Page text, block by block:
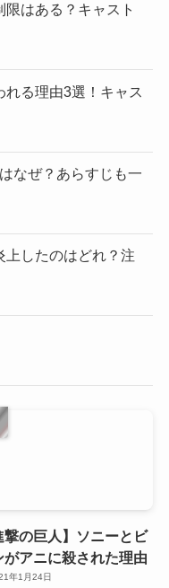
はある？キャスト
る理由3選！キャス
なぜ？あらすじも一
上したのはどれ？注
撃の巨人】ソニーとビ
がアニに殺された理由
年1月24日